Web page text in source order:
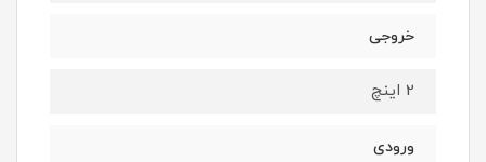
خروجی
2 اینچ
ورودی